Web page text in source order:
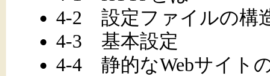
4-2 設定ファイルの構
4-3 基本設定
4-4 静的なWebサイト